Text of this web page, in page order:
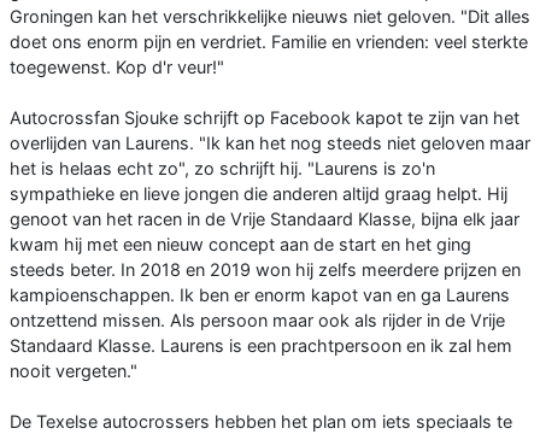
Groningen kan het verschrikkelijke nieuws niet geloven. "Dit alles
doet ons enorm pijn en verdriet. Familie en vrienden: veel sterkte
toegewenst. Kop d'r veur!"
Autocrossfan Sjouke schrijft op Facebook kapot te zijn van het
overlijden van Laurens. "Ik kan het nog steeds niet geloven maar
het is helaas echt zo", zo schrijft hij. "Laurens is zo'n
sympathieke en lieve jongen die anderen altijd graag helpt. Hij
genoot van het racen in de Vrije Standaard Klasse, bijna elk jaar
kwam hij met een nieuw concept aan de start en het ging
steeds beter. In 2018 en 2019 won hij zelfs meerdere prijzen en
kampioenschappen. Ik ben er enorm kapot van en ga Laurens
ontzettend missen. Als persoon maar ook als rijder in de Vrije
Standaard Klasse. Laurens is een prachtpersoon en ik zal hem
nooit vergeten."
De Texelse autocrossers hebben het plan om iets speciaals te